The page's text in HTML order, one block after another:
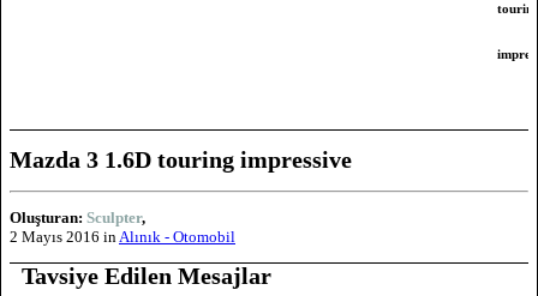
Mazda 3 1.6D touring impressive
Oluşturan: Sculpter,
2 Mayıs 2016 in Alınık - Otomobil
Tavsiye Edilen Mesajlar